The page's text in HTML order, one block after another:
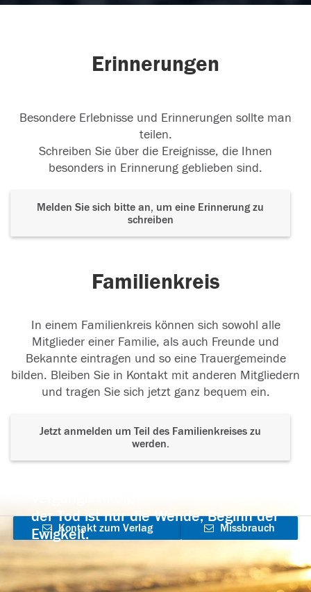
Erinnerungen
Besondere Erlebnisse und Erinnerungen sollte man
teilen.
Schreiben Sie über die Ereignisse, die Ihnen
besonders in Erinnerung geblieben sind.
Melden Sie sich bitte an, um eine Erinnerung zu
schreiben
Familienkreis
In einem Familienkreis können sich sowohl alle
Mitglieder einer Familie, als auch Freunde und
Bekannte eintragen und so eine Trauergemeinde
bilden. Bleiben Sie in Kontakt mit anderen Mitgliedern
und tragen Sie sich jetzt ganz bequem ein.
Jetzt anmelden um Teil des Familienkreises zu
werden.
der Tod ist nur die Wende, Beginn der
Ewigkeit.
Kontakt zum Verlag
aufnehmen
Missbrauch